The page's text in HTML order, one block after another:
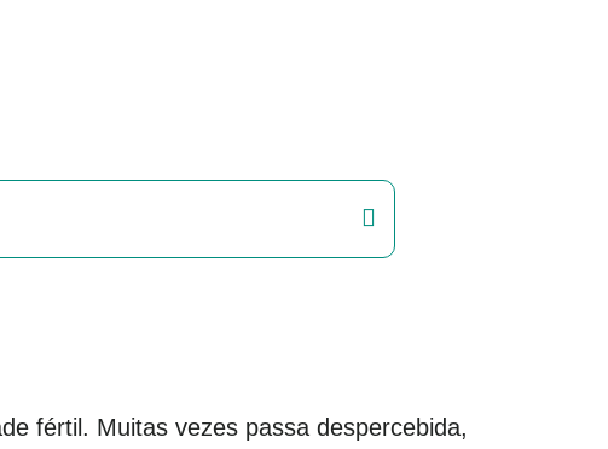
fértil. Muitas vezes passa despercebida,